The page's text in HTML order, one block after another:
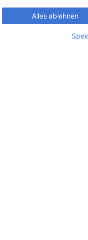
Alles ablehnen